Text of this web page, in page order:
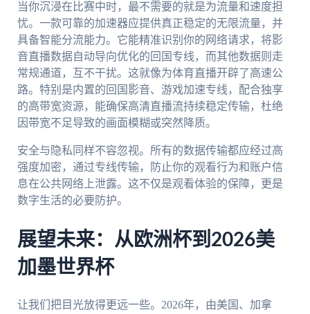
当你沉浸在比赛中时，最不需要的就是为流量和速度担
忧。一款可靠的加速器应提供真正稳定的无限流量，并
具备智能分流能力。它能精准识别你的网络请求，将影
音直播数据自动导向优化的回国专线，而其他数据则走
常规通道，互不干扰。这就像为体育直播开辟了高速公
路。特别是内置的回国影音、游戏加速专线，配合独享
的高带宽资源，能确保高清直播流持续稳定传输，杜绝
因带宽不足导致的画面模糊或突然降质。
安全与隐私同样不容忽视。所有的数据传输都应经过高
强度加密，通过专线传输，防止你的观看行为和账户信
息在公共网络上泄露。这不仅是观看体验的保障，更是
数字生活的必要防护。
展望未来：从欧洲杯到2026美
加墨世界杯
让我们把目光放得更远一些。2026年，由美国、加拿